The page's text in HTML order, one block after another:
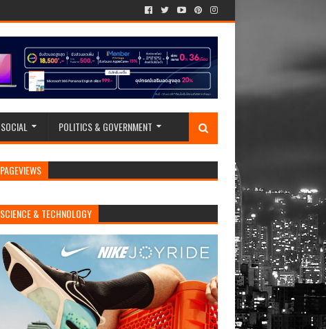
SOCIAL POLITICS & GOVERNMENT
PAGEVIEWS
SCIENCE & TECHNOLOGY